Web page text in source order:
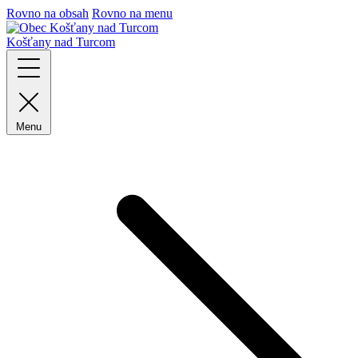
Rovno na obsah Rovno na menu
Košťany nad Turcom
Menu